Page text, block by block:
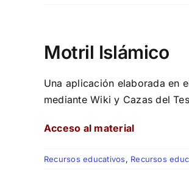
Motril Islámico
Una aplicación elaborada en
mediante Wiki y Cazas del
Acceso al material
Recursos educativos, Recursos